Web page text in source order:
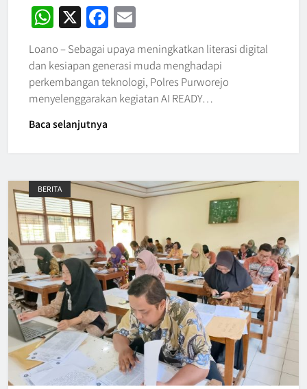
WhatsApp
X Facebook
Loano – Sebagai upaya meningkatkan literasi digital
dan kesiapan generasi muda menghadapi
perkembangan teknologi, Polres Purworejo
menyelenggarakan kegiatan AI READY…
Baca selanjutnya
BERITA